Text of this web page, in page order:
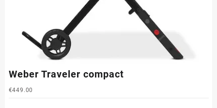
Weber Traveler compact
€449.00